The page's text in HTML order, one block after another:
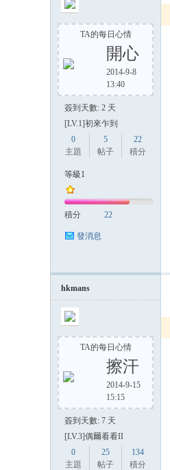
TA的每日心情
開心
2014-9-8
13:40
簽到天數: 2 天
[LV.1]初來乍到
0
主題
5
帖子
22
積分
等級1
積分 22
發消息
hkmans
TA的每日心情
擦汗
2014-9-15
15:15
簽到天數: 7 天
[LV.3]偶爾看看II
0
主題
25
帖子
134
積分